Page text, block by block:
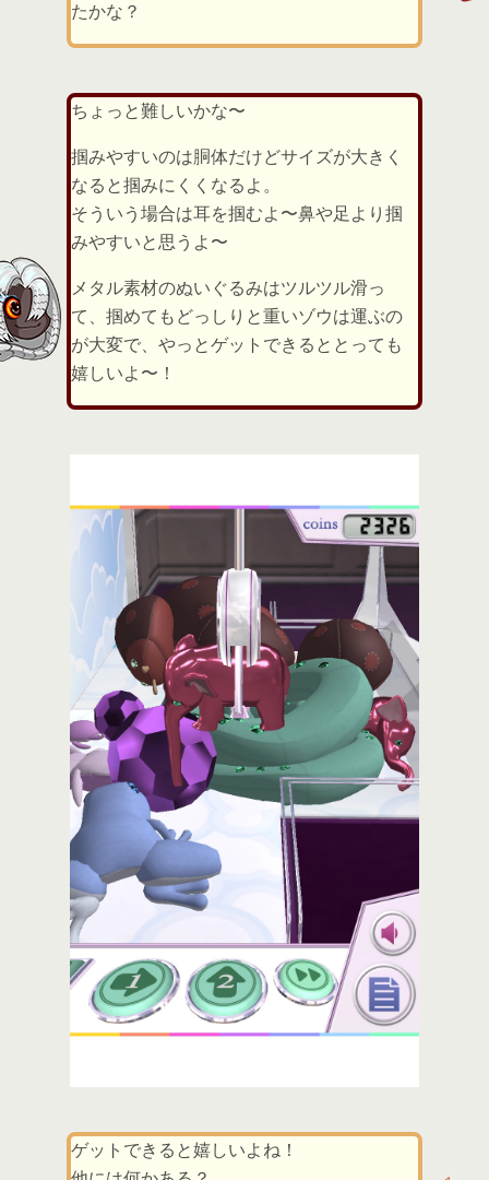
たかな？
ちょっと難しいかな〜
掴みやすいのは胴体だけどサイズが大きく
なると掴みにくくなるよ。
そういう場合は耳を掴むよ〜鼻や足より掴
みやすいと思うよ〜
メタル素材のぬいぐるみはツルツル滑っ
て、掴めてもどっしりと重いゾウは運ぶの
が大変で、やっとゲットできるととっても
嬉しいよ〜！
ゲットできると嬉しいよね！